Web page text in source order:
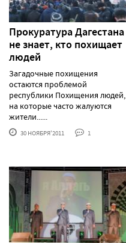
Прокуратура Дагестана
не знает, кто похищает
людей
Загадочные похищения
остаются проблемой
республики Похищения людей,
на которые часто жалуются
жители......
30 НОЯБРЯ'2011 1